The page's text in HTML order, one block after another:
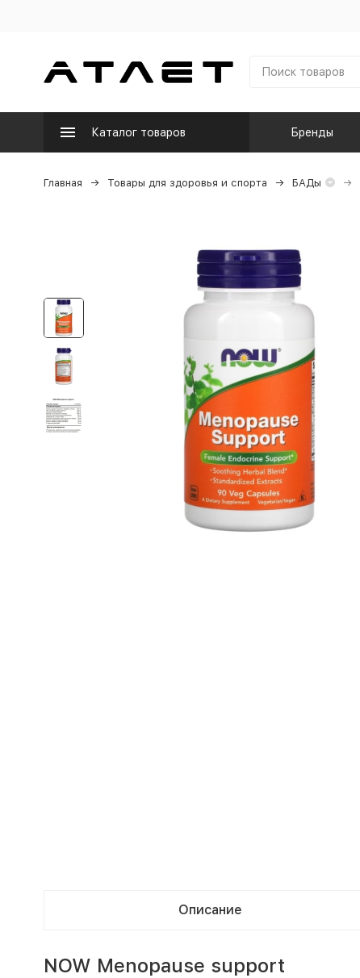
Каталог товаров Бренды
Главная Товары для здоровья и спорта БАДы
Описание
NOW Menopause support